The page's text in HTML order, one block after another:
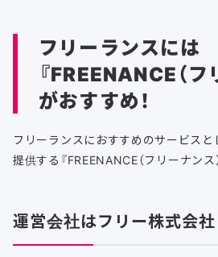
フリーランスには
『FREENANCE（フ
がおすすめ！
フリーランスにおすすめのサービスと
提供する『FREENANCE（フリーナンス
運営会社はフリー株式会社